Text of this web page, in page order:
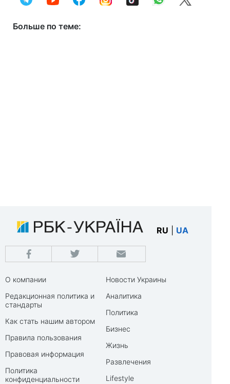
Больше по теме:
RU UA
О компании
Редакционная политика и
стандарты
Как стать нашим автором
Правила пользования
Правовая информация
Политика
конфиденциальности
Новости Украины
Аналитика
Политика
Бизнес
Жизнь
Развлечения
Lifestyle